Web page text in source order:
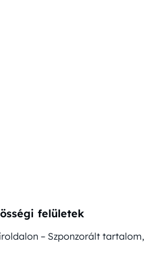
felületek
– Szponzorált tartalom,